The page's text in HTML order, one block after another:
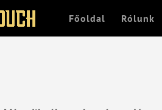
Főoldal Rólunk